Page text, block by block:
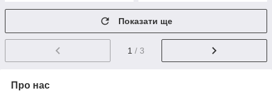
Показати ще
1 / 3
Про нас